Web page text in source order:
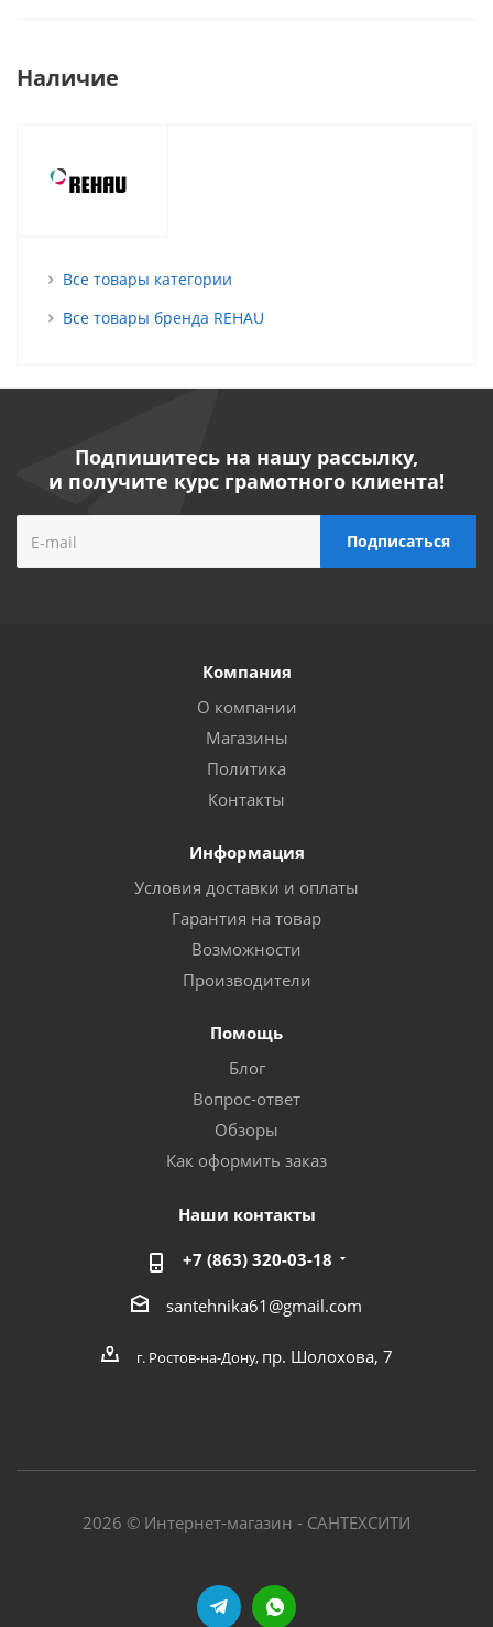
Наличие
Все товары категории
Все товары бренда REHAU
Подпишитесь на нашу рассылку,
и получите курс грамотного клиента!
Компания
О компании
Магазины
Политика
Контакты
Информация
Условия доставки и оплаты
Гарантия на товар
Возможности
Производители
Помощь
Блог
Вопрос-ответ
Обзоры
Как оформить заказ
Наши контакты
+7 (863) 320-03-18
santehnika61@gmail.com
г. Ростов-на-Дону, пр. Шолохова, 7
2026 © Интернет-магазин - САНТЕХСИТИ